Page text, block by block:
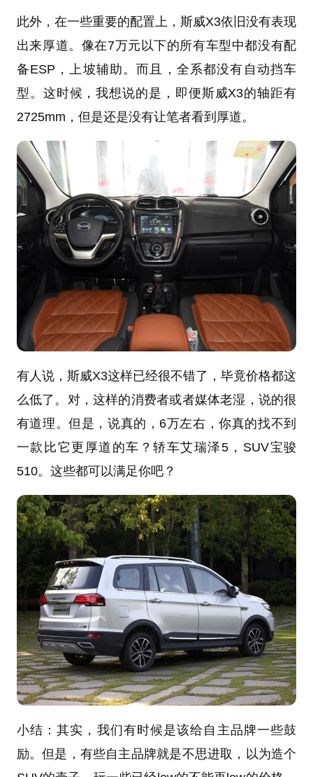
此外，在一些重要的配置上，斯威X3依旧没有表现
出来厚道。像在7万元以下的所有车型中都没有配
备ESP，上坡辅助。而且，全系都没有自动挡车
型。这时候，我想说的是，即便斯威X3的轴距有
2725mm，但是还是没有让笔者看到厚道。
有人说，斯威X3这样已经很不错了，毕竟价格都这
么低了。对，这样的消费者或者媒体老湿，说的很
有道理。但是，说真的，6万左右，你真的找不到
一款比它更厚道的车？轿车艾瑞泽5，SUV宝骏
510。这些都可以满足你吧？
小结：其实，我们有时候是该给自主品牌一些鼓
励。但是，有些自主品牌就是不思进取，以为造个